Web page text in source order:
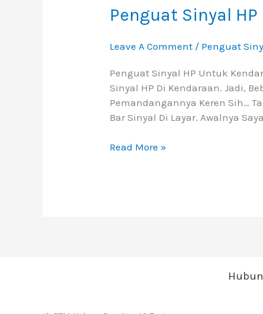
Penguat Sinyal
Leave A Comment / Penguat
Penguat Sinyal HP Untuk
Sinyal HP Di Kendaraan. Jadi,
Pemandangannya Keren Sih…
Bar Sinyal Di Layar. Awalnya
Read More »